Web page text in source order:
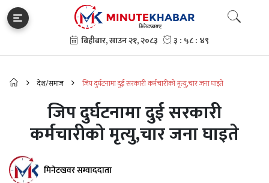
देश/समाज जिप दुर्घटनामा दुई सरकारी कर्मचारीको मृत्यु,चार जना घाइते
जिप दुर्घटनामा दुई सरकारी
कर्मचारीको मृत्यु,चार जना घाइते
मिनेटखवर सम्वाददाता